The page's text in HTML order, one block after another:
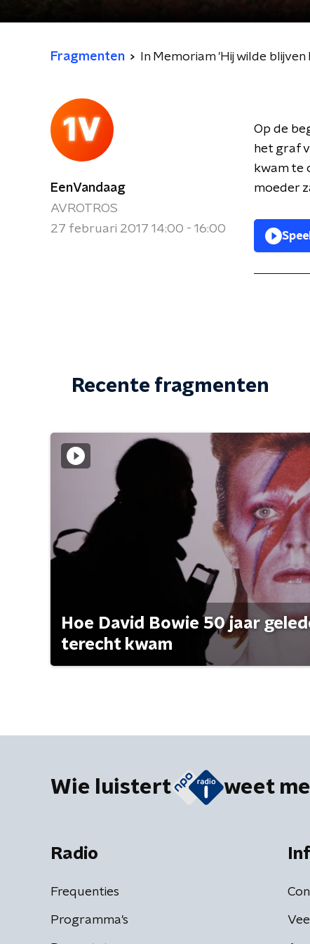
Fragmenten In Memoriam 'Hij wilde
EenVandaag
AVROTROS
27 februari 2017 14:00 - 16:00
Op de
het graf
kwam te
moeder
Recente fragmenten
Hoe David Bowie 50 jaar
terecht kwam
Wie luistert weet
Radio
Frequenties
Programma's